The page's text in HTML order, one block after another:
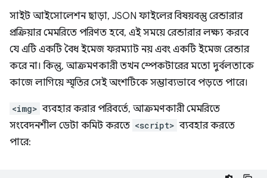
সাইট আইসোলেশন ছাড়া, JSON ফাইলের বিষয়বস্তু রেন্ডারার
প্রক্রিয়ার মেমরিতে পরিণত হবে, এই সময়ে রেন্ডারার লক্ষ্য করবে
যে এটি একটি বৈধ ইমেজ ফরম্যাট নয় এবং একটি ইমেজ রেন্ডার
করে না। কিন্তু, আক্রমণকারী তখন স্পেকটারের মতো দুর্বলতাকে
কাজে লাগিয়ে স্মৃতির সেই অংশটিকে সম্ভাব্যভাবে পড়তে পারে।
<img> ব্যবহার করার পরিবর্তে, আক্রমণকারী মেমরিতে
সংবেদনশীল ডেটা কমিট করতে <script> ব্যবহার করতে
পারে: